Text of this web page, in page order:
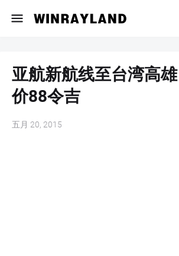
亚航新航线至台湾高
价88令吉
五月 20, 2015